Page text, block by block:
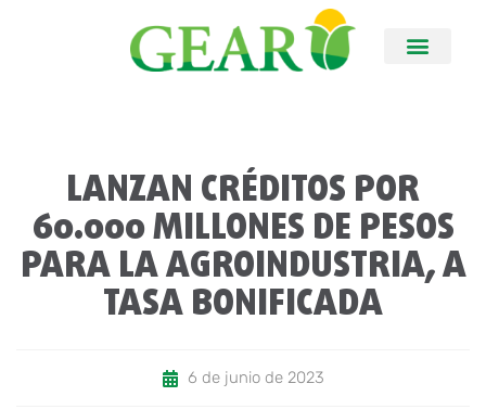
LANZAN CRÉDITOS POR
60.000 MILLONES DE PESOS
PARA LA AGROINDUSTRIA, A
TASA BONIFICADA
6 de junio de 2023